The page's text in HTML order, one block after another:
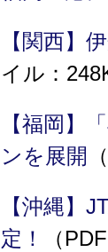
【関西】
イル：
【福岡】
ンを展開
【沖縄】
定！
（